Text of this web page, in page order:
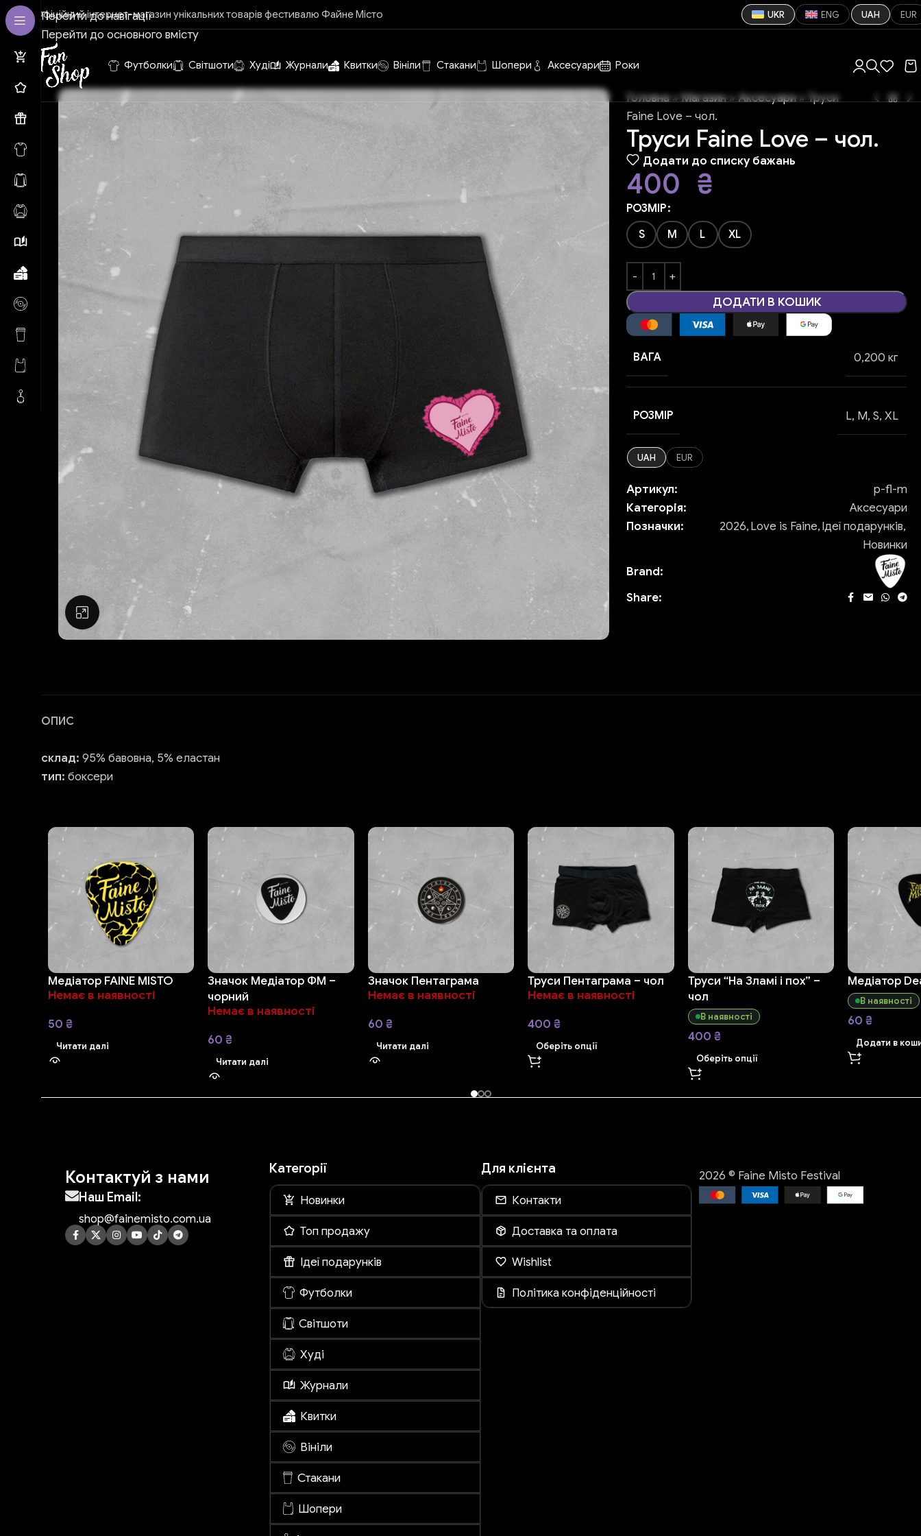
Перейти до навігації
Перейти до основного вмісту
Офіційний інтернет-магазин унікальних товарів фестивалю Файне Місто UKR ENG UAH EUR
Футболки Світшоти Худі Журнали Квитки Вініли Стакани Шопери Аксесуари Роки
Натисніть, щоб збільшити
Головна» Магазин» Аксесуари» Труси
Faine Love – чол.
Труси Faine Love – чол.
Додати до списку бажань
400 ₴
РОЗМІР
S
M L XL
ДОДАТИ В КОШИК
ВАГА 0,200 кг
РОЗМІР L, M,S,XL
UAH EUR
Артикул:
p-fl-m
Категорія:
Аксесуари
Позначки:
2026,Love is Faine,Ідеї подарунків,
Новинки
Brand:
Share:
ОПИС
склад: 95% бавовна, 5% еластан
тип: боксери
Медіатор FAINE MISTO
Немає в наявності
50 ₴
Читати далі
Значок Медіатор ФМ –
чорний
Немає в наявності
60₴
Читати далі
Значок Пентаграма
Немає в наявності
60 ₴
Читати далі
Труси Пентаграма – чол
Немає в наявності
400₴
Оберіть опції
Труси “На Зламі і пох” –
чол
В наявності
400 ₴
Оберіть опції
Медіатор
В наявності
60₴
Додати в
Контактуй з нами
Наш Email:
shop@fainemisto.com.ua
Категорії
Новинки
Топ продажу
Ідеї подарунків
Футболки
Світшоти
Худі
Журнали
Квитки
Вініли
Стакани
Шопери
Для клієнта
Контакти
Доставка та оплата
Wishlist
Політика конфіденційності
2026 © Faine Misto Festival